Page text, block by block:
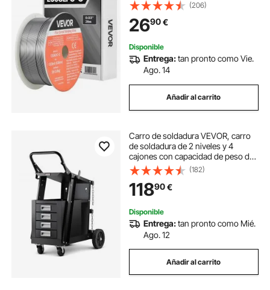
Soldadura por Arco en Cualquier
Posición, para Uso en Exteriores
(206)
2690€
Disponible
Entrega:tan pronto como Vie.
Ago. 14
Añadir al carrito
Carro de soldadura VEVOR, carro
de soldadura de 2 niveles y 4
cajones con capacidad de peso de
265 libras, ruedas giratorias de
360°, cadenas de seguridad para
almacenamiento de tanques, carro
de soldadura MIG con ruedas de
alta resistencia para soldador MIG y
cortador de plasma
(182)
11890€
Disponible
Entrega:tan pronto como Mié.
Ago. 12
Añadir al carrito